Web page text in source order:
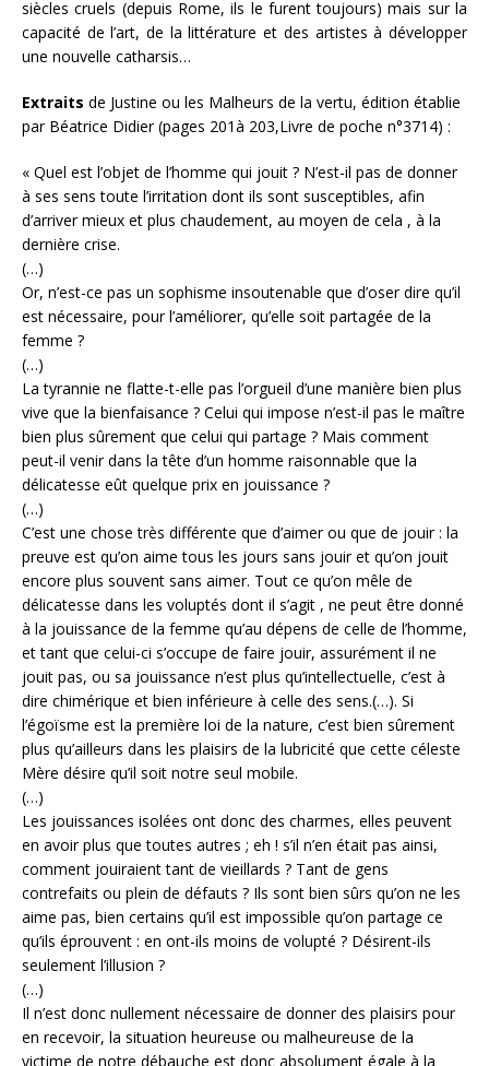
siècles cruels (depuis Rome, ils le furent toujours) mais sur la
capacité de l’art, de la littérature et des artistes à développer
une nouvelle catharsis…
Extraits de Justine ou les Malheurs de la vertu, édition établie
par Béatrice Didier (pages 201à 203,Livre de poche n°3714) :
« Quel est l’objet de l’homme qui jouit ? N’est-il pas de donner
à ses sens toute l’irritation dont ils sont susceptibles, afin
d’arriver mieux et plus chaudement, au moyen de cela , à la
dernière crise.
(…)
Or, n’est-ce pas un sophisme insoutenable que d’oser dire qu’il
est nécessaire, pour l’améliorer, qu’elle soit partagée de la
femme ?
(…)
La tyrannie ne flatte-t-elle pas l’orgueil d’une manière bien plus
vive que la bienfaisance ? Celui qui impose n’est-il pas le maître
bien plus sûrement que celui qui partage ? Mais comment
peut-il venir dans la tête d’un homme raisonnable que la
délicatesse eût quelque prix en jouissance ?
(…)
C’est une chose très différente que d’aimer ou que de jouir : la
preuve est qu’on aime tous les jours sans jouir et qu’on jouit
encore plus souvent sans aimer. Tout ce qu’on mêle de
délicatesse dans les voluptés dont il s’agit , ne peut être donné
à la jouissance de la femme qu’au dépens de celle de l’homme,
et tant que celui-ci s’occupe de faire jouir, assurément il ne
jouit pas, ou sa jouissance n’est plus qu’intellectuelle, c’est à
dire chimérique et bien inférieure à celle des sens.(…). Si
l’égoïsme est la première loi de la nature, c’est bien sûrement
plus qu’ailleurs dans les plaisirs de la lubricité que cette céleste
Mère désire qu’il soit notre seul mobile.
(…)
Les jouissances isolées ont donc des charmes, elles peuvent
en avoir plus que toutes autres ; eh ! s’il n’en était pas ainsi,
comment jouiraient tant de vieillards ? Tant de gens
contrefaits ou plein de défauts ? Ils sont bien sûrs qu’on ne les
aime pas, bien certains qu’il est impossible qu’on partage ce
qu’ils éprouvent : en ont-ils moins de volupté ? Désirent-ils
seulement l’illusion ?
(…)
Il n’est donc nullement nécessaire de donner des plaisirs pour
en recevoir, la situation heureuse ou malheureuse de la
victime de notre débauche est donc absolument égale à la